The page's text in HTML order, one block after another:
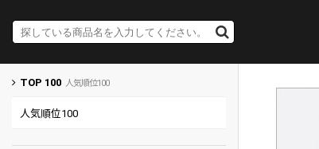
TOP 100 人気順位100
人気順位100